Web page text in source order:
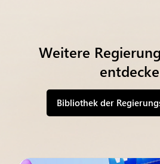
Weitere
Bibliothek der